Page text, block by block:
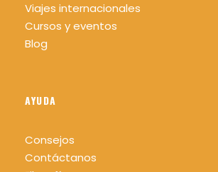
Viajes internacionales
Cursos y eventos
Blog
AYUDA
Consejos
Contáctanos